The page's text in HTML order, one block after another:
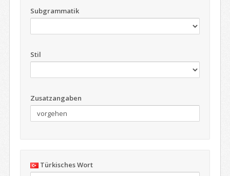
Subgrammatik
Stil
Zusatzangaben
Türkisches Wort